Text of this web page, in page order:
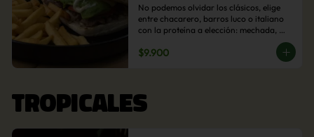
No podemos olvidar los clásicos, elige
entre chacarero, barros luco o italiano
con la proteína a elección: mechada,
acompañamiento de papas fritas.
$9.900
TROPICALES